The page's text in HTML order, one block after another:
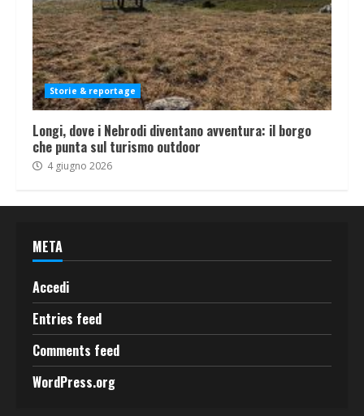
Storie & reportage
Longi, dove i Nebrodi diventano avventura: il borgo
che punta sul turismo outdoor
4 giugno 2026
META
Accedi
Entries feed
Comments feed
WordPress.org